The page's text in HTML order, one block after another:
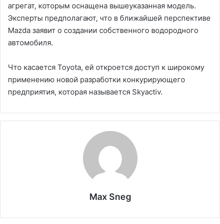
агрегат, которым оснащена вышеуказанная модель.
Эксперты предполагают, что в ближайшей перспективе
Mazda заявит о создании собственного водородного
автомобиля.
Что касается Toyota, ей откроется доступ к широкому
применению новой разработки конкурирующего
предприятия, которая называется Skyactiv.
Max Sneg